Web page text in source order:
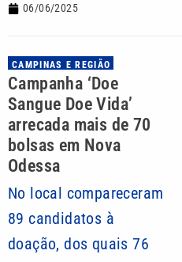
06/06/2025
CAMPINAS E REGIÃO
Campanha ‘Doe
Sangue Doe Vida’
arrecada mais de 70
bolsas em Nova
Odessa
No local compareceram
89 candidatos à
doação, dos quais 76